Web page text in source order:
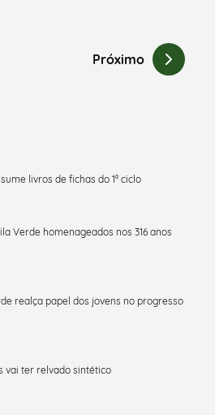
Próximo
livros de fichas do 1º ciclo
Verde homenageados nos 316 anos
realça papel dos jovens no progresso
vai ter relvado sintético